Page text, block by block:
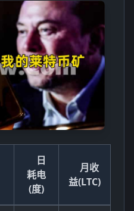
日
耗电
(度)
月收
益(LTC)